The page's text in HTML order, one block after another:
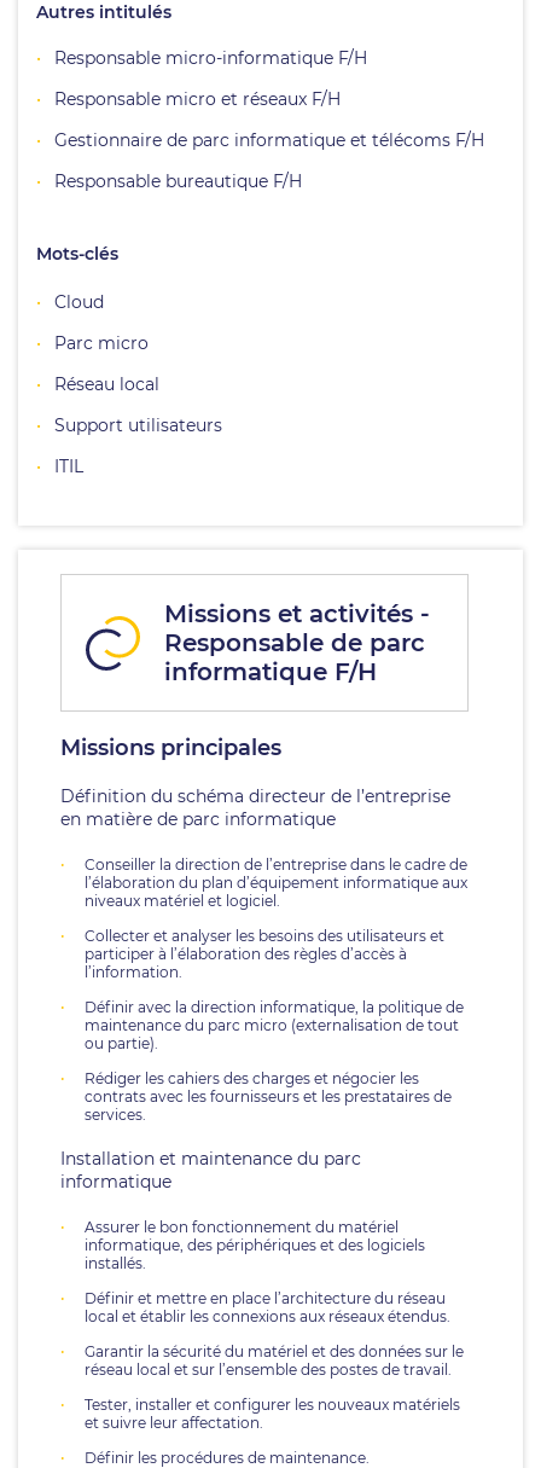
Autres intitulés
Responsable micro-informatique F/H
Responsable micro et réseaux F/H
Gestionnaire de parc informatique et télécoms F/H
Responsable bureautique F/H
Mots-clés
Cloud
Parc micro
Réseau local
Support utilisateurs
ITIL
Missions et activités -
Responsable de parc
informatique F/H
Missions principales
Définition du schéma directeur de l’entreprise
en matière de parc informatique
Conseiller la direction de l’entreprise dans le cadre de
l’élaboration du plan d’équipement informatique aux
niveaux matériel et logiciel.
Collecter et analyser les besoins des utilisateurs et
participer à l’élaboration des règles d’accès à
l’information.
Définir avec la direction informatique, la politique de
maintenance du parc micro (externalisation de tout
ou partie).
Rédiger les cahiers des charges et négocier les
contrats avec les fournisseurs et les prestataires de
services.
Installation et maintenance du parc
informatique
Assurer le bon fonctionnement du matériel
informatique, des périphériques et des logiciels
installés.
Définir et mettre en place l’architecture du réseau
local et établir les connexions aux réseaux étendus.
Garantir la sécurité du matériel et des données sur le
réseau local et sur l’ensemble des postes de travail.
Tester, installer et configurer les nouveaux matériels
et suivre leur affectation.
Définir les procédures de maintenance.